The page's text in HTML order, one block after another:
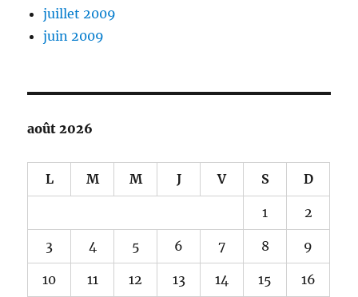
juillet 2009
juin 2009
août 2026
L M M J V S D
1 2
3 4 5 6 7 8 9
10 11 12 13 14 15 16